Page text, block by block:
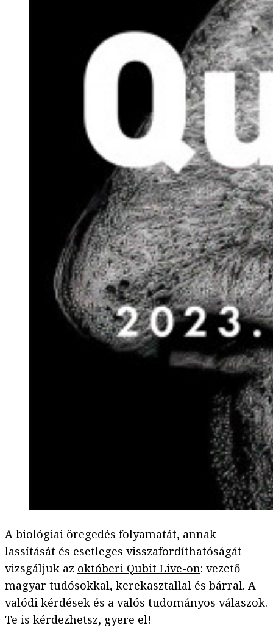
A biológiai öregedés folyamatát, annak
lassítását és esetleges visszafordíthatóságát
vizsgáljuk az októberi Qubit Live-on: vezető
magyar tudósokkal, kerekasztallal és bárral. A
valódi kérdések és a valós tudományos válaszok.
Te is kérdezhetsz, gyere el!